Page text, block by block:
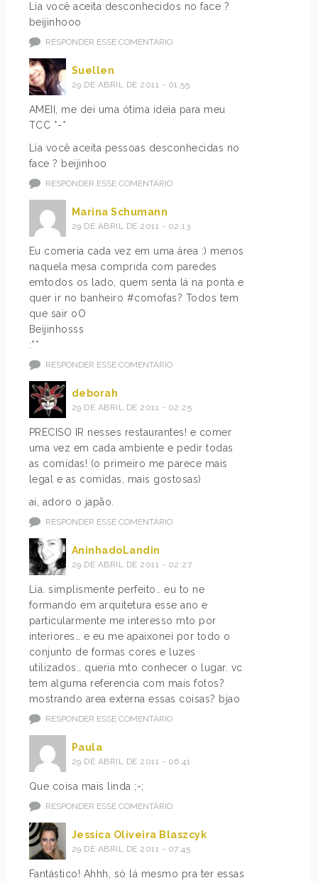
Lia você aceita desconhecidos no face ?
beijinhooo
RESPONDER ESSE COMENTÁRIO
Suellen
29 DE ABRIL DE 2011 - 01:55
AMEII, me dei uma ótima ideia para meu
TCC *-*
Lia você aceita pessoas desconhecidas no
face ? beijinhoo
RESPONDER ESSE COMENTÁRIO
Marina Schumann
29 DE ABRIL DE 2011 - 02:13
Eu comeria cada vez em uma área :) menos
naquela mesa comprida com paredes
emtodos os lado, quem senta lá na ponta e
quer ir no banheiro #comofas? Todos tem
que sair oO
Beijinhosss
:**
RESPONDER ESSE COMENTÁRIO
deborah
29 DE ABRIL DE 2011 - 02:25
PRECISO IR nesses restaurantes! e comer
uma vez em cada ambiente e pedir todas
as comidas! (o primeiro me parece mais
legal e as comidas, mais gostosas)
ai, adoro o japão.
RESPONDER ESSE COMENTÁRIO
AninhadoLandin
29 DE ABRIL DE 2011 - 02:27
Lia. simplismente perfeito.. eu to ne
formando em arquitetura esse ano e
particularmente me interesso mto por
interiores… e eu me apaixonei por todo o
conjunto de formas cores e luzes
utilizados.. queria mto conhecer o lugar. vc
tem alguma referencia com mais fotos?
mostrando area externa essas coisas? bjao
RESPONDER ESSE COMENTÁRIO
Paula
29 DE ABRIL DE 2011 - 06:41
Que coisa mais linda ;-;
RESPONDER ESSE COMENTÁRIO
Jessica Oliveira Blaszcyk
29 DE ABRIL DE 2011 - 07:45
Fantástico! Ahhh, só lá mesmo pra ter essas